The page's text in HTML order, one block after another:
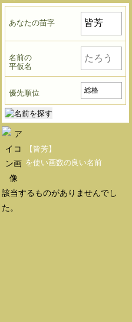
あなたの苗字
名前の
平仮名
優先順位
【皆芳】
を使い画数の良い名前
該当するものがありませんでし
た。